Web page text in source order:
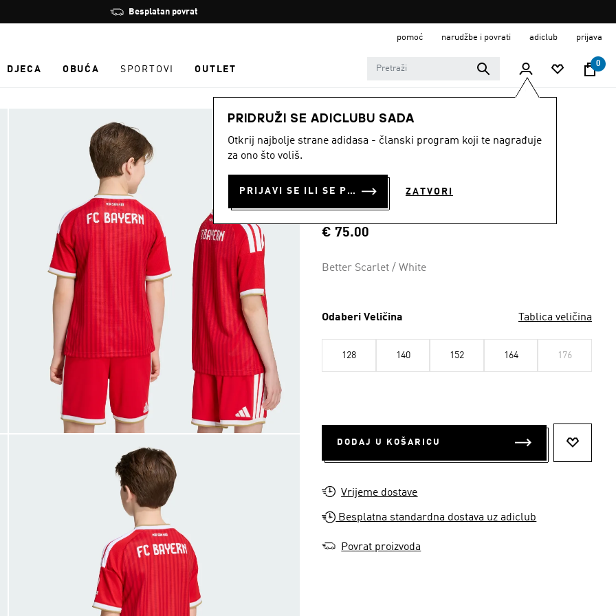
Zaustavi
rotaciju
Besplatan povrat
pomoć narudžbe i povrati adiclub prijava
DJECA OBUĆA SPORTOVI OUTLET
0
PRIDRUŽI SE ADICLUBU SADA
Otkrij najbolje strane adidasa - članski program koji te nagrađuje
za ono što voliš.
PRIJAVI SE ILI SE PRIDRUŽI SADA ZATVORI
DJECA Odjeća
DJEČJI DOMAĆI
DRES FC BAYERN
26/27
€ 75.00
Better Scarlet / White
Odaberi Veličina Tablica veličina
128 140 152 164 176
DODAJ U KOŠARICU
Vrijeme dostave
Besplatna standardna dostava uz adiclub
Povrat proizvoda